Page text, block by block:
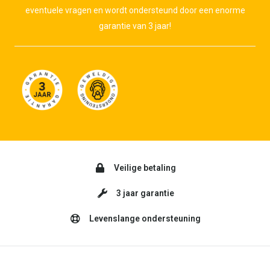
eventuele vragen en wordt ondersteund door een enorme
garantie van 3 jaar!
Veilige betaling
3 jaar garantie
Levenslange ondersteuning